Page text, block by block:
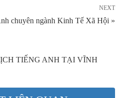
NEXT
chuyên ngành Kinh Tế Xã Hội »
TIẾNG ANH TẠI VĨNH